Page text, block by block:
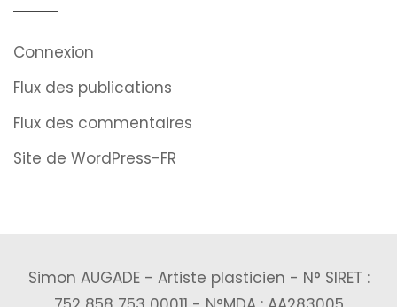
Connexion
Flux des publications
Flux des commentaires
Site de WordPress-FR
Simon AUGADE - Artiste plasticien - N° SIRET :